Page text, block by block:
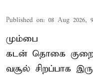
Published on: 08 Aug 2026,
மும்பை
கடன் தொகை
வசூல் சிறப்பாக